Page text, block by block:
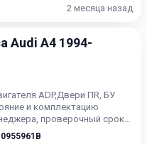
2 месяца назад
Audi A4 1994-
ADP,Двери ПR, БУ
и комплектацию
проверочный срок